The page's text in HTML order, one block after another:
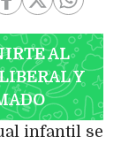
AL
Y
infantil se